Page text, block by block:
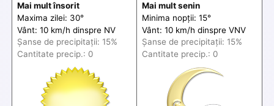
Mai mult însorit
Maxima zilei: 30°
Vânt: 10 km/h dinspre NV
Șanse de precipitații: 15%
Cantitate precip.: 0
Mai mult senin
Minima nopții: 15°
Vânt: 10 km/h dinspre VNV
Șanse de precipitații: 15%
Cantitate precip.: 0